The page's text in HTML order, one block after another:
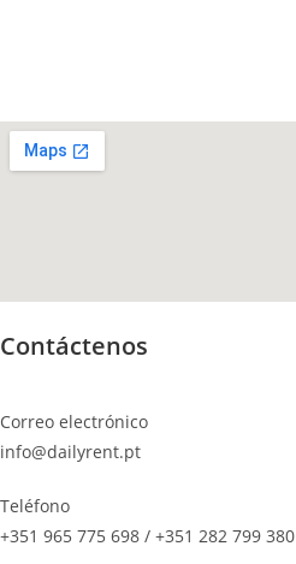
Contáctenos
Correo electrónico
info@dailyrent.pt
Teléfono
+351 965 775 698 / +351 282 799 380